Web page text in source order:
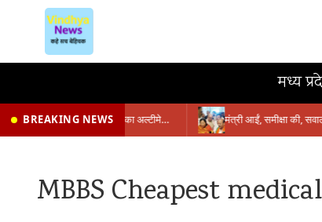
मध्य
BREAKING NEWS प्रभारी मंत्री के निशाने पर नगर निगम,अफसरों को 10 दिन का अल्टीमेटम,नहीं होगी कार्रवाई, महापौर-आयुक्त के बीच सौहार्दहीनता पर मंत्री ने उठाए सवाल
MBBS Cheapest